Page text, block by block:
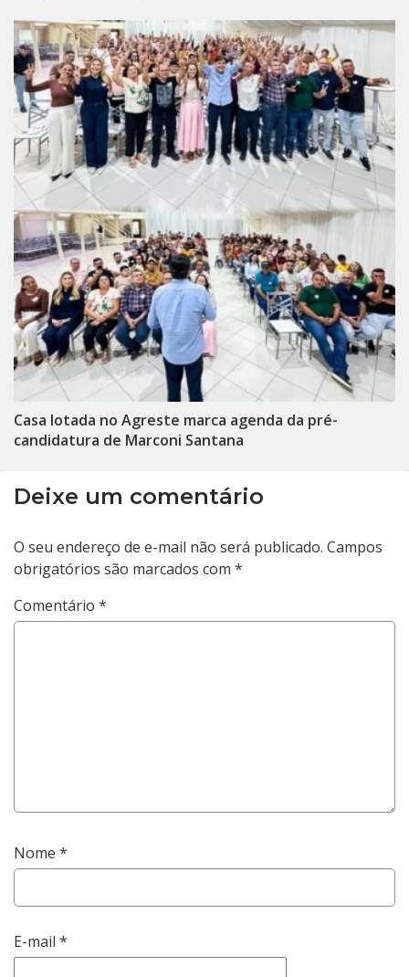
Casa lotada no Agreste marca agenda da pré-
candidatura de Marconi Santana
Deixe um comentário
O seu endereço de e-mail não será publicado. Campos
obrigatórios são marcados com *
Comentário *
Nome *
E-mail *